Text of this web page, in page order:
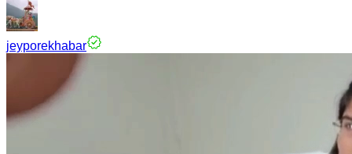
jeyporekhabar